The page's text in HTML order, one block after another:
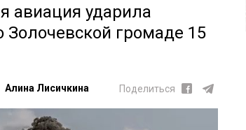
авиация ударила
громаде 15
Алина Лисичкина Поделиться